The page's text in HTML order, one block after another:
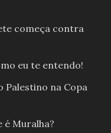
começa contra
eu te entendo!
Palestino na Copa
é Muralha?